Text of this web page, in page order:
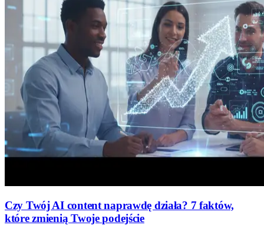
Czy Twój AI content naprawdę działa? 7 faktów,
które zmienią Twoje podejście